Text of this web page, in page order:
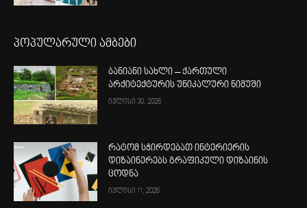
პოპულარული ამბები
ბანიანი სახლი – ქართული
არქიტექტურის უნიკალური ნიმუში
ივლისი 30, 2026
რატომ სჭირდებათ ინტერიერის
დიზაინერებს გრაფიკული დიზაინის
ცოდნა
ივლისი 11, 2026